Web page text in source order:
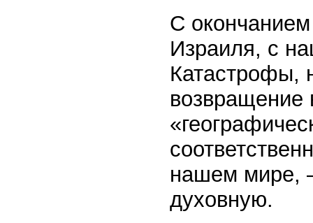
С
Израиля, с
Катастрофы,
нашем мире,
духовную.